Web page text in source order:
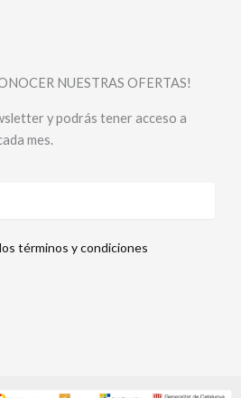
NUESTRAS OFERTAS!
y podrás tener acceso a
mes.
términos y condiciones